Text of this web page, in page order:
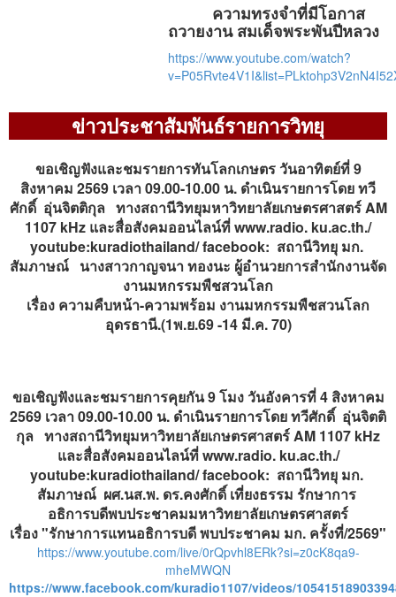
ความทรงจำที่มีโอกาส
ถวายงาน สมเด็จพระพันปีหลวง
https://www.youtube.com/watch?
ข่าวประชาสัมพันธ์รายการวิทยุ
ขอเชิญฟังและชมรายการทันโลกเกษตร วันอาทิตย์ที่ 9
สิงหาคม 2569 เวลา 09.00-10.00 น. ดำเนินรายการโดย ทวี
ศักดิ์ อุ่นจิตติกุล ทางสถานีวิทยุมหาวิทยาลัยเกษตรศาสตร์ AM
1107 kHz และสื่อสังคมออนไลน์ที่ www.radio. ku.ac.th./
youtube:kuradiothailand/ facebook: สถานีวิทยุ มก.
สัมภาษณ์ นางสาวกาญจนา ทองนะ ผู้อำนวยการสำนักงานจัด
งานมหกรรมพืชสวนโลก
เรื่อง ความคืบหน้า-ความพร้อม งานมหกรรมพืชสวนโลก
อุดรธานี.(1พ.ย.69 -14 มี.ค. 70)
ขอเชิญฟังและชมรายการคุยกัน 9 โมง วันอังคารที่ 4 สิงหาคม
2569 เวลา 09.00-10.00 น. ดำเนินรายการโดย ทวีศักดิ์ อุ่นจิตติ
กุล ทางสถานีวิทยุมหาวิทยาลัยเกษตรศาสตร์ AM 1107 kHz
และสื่อสังคมออนไลน์ที่ www.radio. ku.ac.th./
youtube:kuradiothailand/ facebook: สถานีวิทยุ มก.
สัมภาษณ์ ผศ.นส.พ. ดร.คงศักดิ์ เที่ยงธรรม รักษาการ
อธิการบดีพบประชาคมมหาวิทยาลัยเกษตรศาสตร์
เรื่อง "รักษาการแทนอธิการบดี พบประชาคม มก. ครั้งที่/2569"
https://www.youtube.com/live/0rQpvhl8ERk?si=z0cK8qa9-
mheMWQN
https://www.facebook.com/kuradio1107/videos/